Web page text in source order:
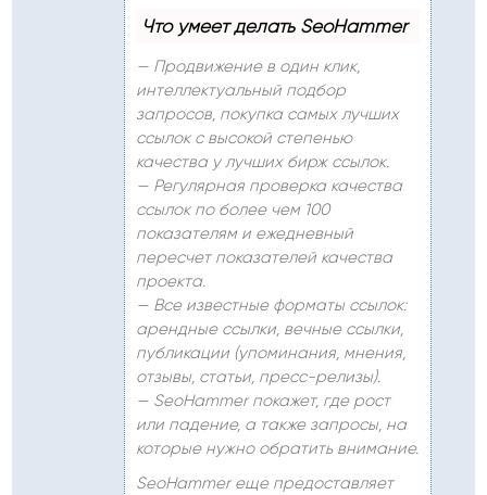
Что умеет делать SeoHammer
— Продвижение в один клик,
интеллектуальный подбор
запросов, покупка самых лучших
ссылок с высокой степенью
качества у лучших бирж ссылок.
— Регулярная проверка качества
ссылок по более чем 100
показателям и ежедневный
пересчет показателей качества
проекта.
— Все известные форматы ссылок:
арендные ссылки, вечные ссылки,
публикации (упоминания, мнения,
отзывы, статьи, пресс-релизы).
— SeoHammer покажет, где рост
или падение, а также запросы, на
которые нужно обратить внимание.
SeoHammer еще предоставляет